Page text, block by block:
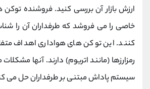
ارزش بازار آن بررسی کنید. فروشنده
خاصی را می فروشد که طرفداران آن را
کنند. این توکن های هواداری اهداف
رمزارزها (مانند اتریوم) دارند. آنها
سیستم پاداش مبتنی بر طرفداران حل می